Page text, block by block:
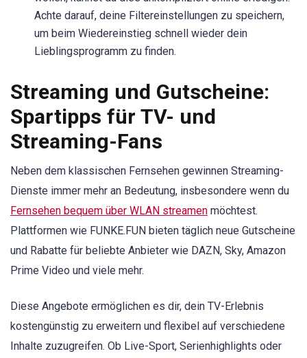
Achte darauf, deine Filtereinstellungen zu speichern,
um beim Wiedereinstieg schnell wieder dein
Lieblingsprogramm zu finden.
Streaming und Gutscheine:
Spartipps für TV- und
Streaming-Fans
Neben dem klassischen Fernsehen gewinnen Streaming-
Dienste immer mehr an Bedeutung, insbesondere wenn du
Fernsehen bequem über WLAN streamen möchtest.
Plattformen wie FUNKE.FUN bieten täglich neue Gutscheine
und Rabatte für beliebte Anbieter wie DAZN, Sky, Amazon
Prime Video und viele mehr.
Diese Angebote ermöglichen es dir, dein TV-Erlebnis
kostengünstig zu erweitern und flexibel auf verschiedene
Inhalte zuzugreifen. Ob Live-Sport, Serienhighlights oder